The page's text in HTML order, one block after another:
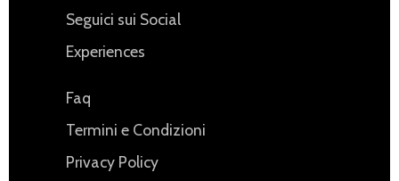
Seguici sui Social
Experiences
Faq
Termini e Condizioni
Privacy Policy